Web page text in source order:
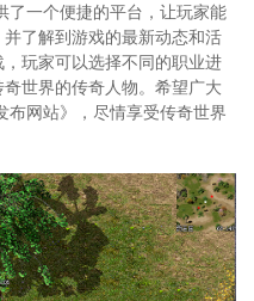
了一个便捷的平台，让玩家能
了解到游戏的最新动态和活
玩家可以选择不同的职业进
世界的传奇人物。希望广大
网站》，尽情享受传奇世界